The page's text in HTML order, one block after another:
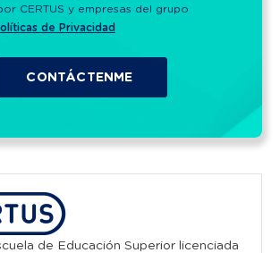
CERTUS y empresas del grupo
de Privacidad
de Educación Superior licenciada